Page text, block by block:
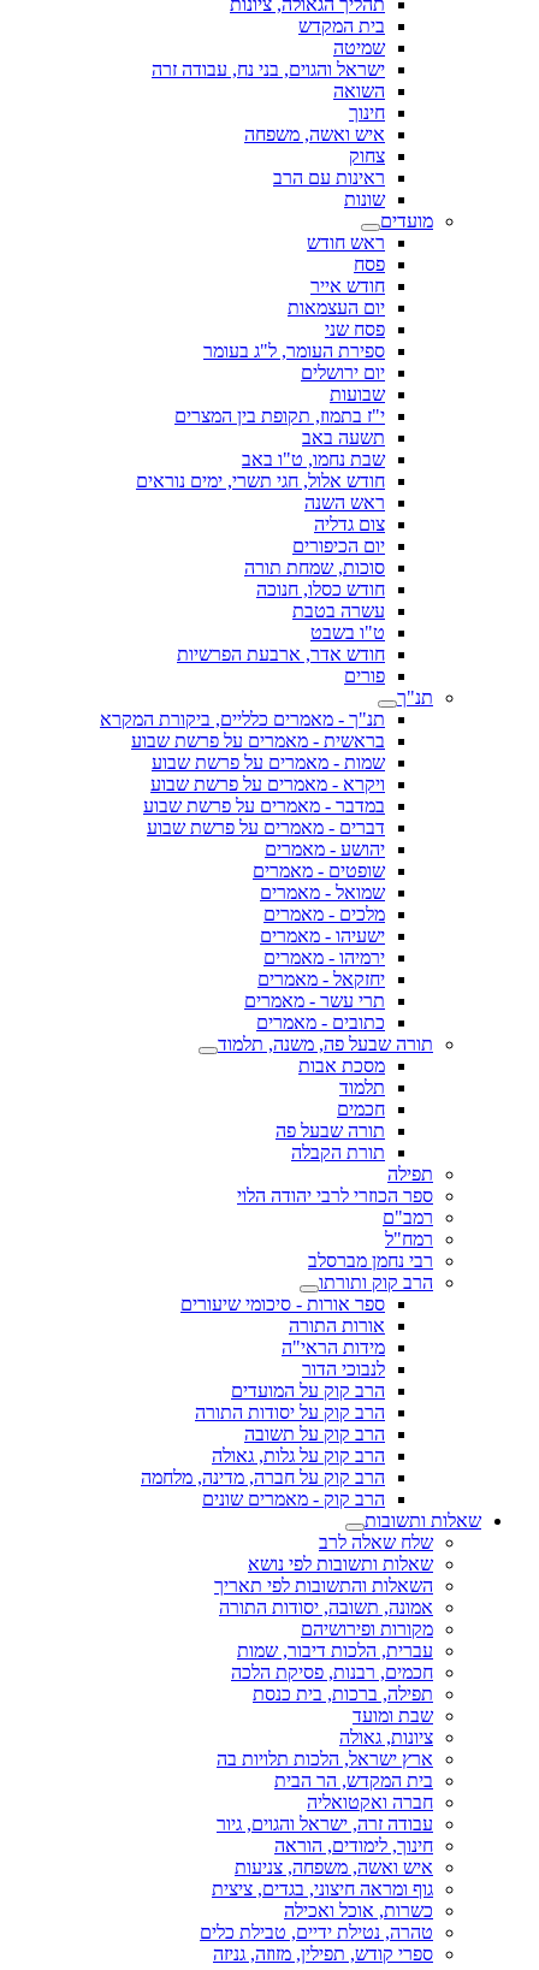
תהליך הגאולה, ציונות
בית המקדש
שמיטה
ישראל והגוים, בני נח, עבודה זרה
השואה
חינוך
איש ואשה, משפחה
צחוק
ראינות עם הרב
שונות
מועדים
ראש חודש
פסח
חודש אייר
יום העצמאות
פסח שני
ספירת העומר, ל"ג בעומר
יום ירושלים
שבועות
י"ז בתמוז, תקופת בין המצרים
תשעה באב
שבת נחמו, ט"ו באב
חודש אלול, חגי תשרי, ימים נוראים
ראש השנה
צום גדליה
יום הכיפורים
סוכות, שמחת תורה
חודש כסלו, חנוכה
עשרה בטבת
ט"ו בשבט
חודש אדר, ארבעת הפרשיות
פורים
תנ"ך
תנ"ך - מאמרים כלליים, ביקורת המקרא
בראשית - מאמרים על פרשת שבוע
שמות - מאמרים על פרשת שבוע
ויקרא - מאמרים על פרשת שבוע
במדבר - מאמרים על פרשת שבוע
דברים - מאמרים על פרשת שבוע
יהושע - מאמרים
שופטים - מאמרים
שמואל - מאמרים
מלכים - מאמרים
ישעיהו - מאמרים
ירמיהו - מאמרים
יחזקאל - מאמרים
תרי עשר - מאמרים
כתובים - מאמרים
תורה שבעל פה, משנה, תלמוד
מסכת אבות
תלמוד
חכמים
תורה שבעל פה
תורת הקבלה
תפילה
ספר הכוזרי לרבי יהודה הלוי
רמב"ם
רמח"ל
רבי נחמן מברסלב
הרב קוק ותורתו
ספר אורות - סיכומי שיעורים
אורות התורה
מידות הראי"ה
לנבוכי הדור
הרב קוק על המועדים
הרב קוק על יסודות התורה
הרב קוק על תשובה
הרב קוק על גלות, גאולה
הרב קוק על חברה, מדינה, מלחמה
הרב קוק - מאמרים שונים
שאלות ותשובות
שלח שאלה לרב
שאלות ותשובות לפי נושא
השאלות והתשובות לפי תאריך
אמונה, תשובה, יסודות התורה
מקורות ופירושיהם
עברית, הלכות דיבור, שמות
חכמים, רבנות, פסיקת הלכה
תפילה, ברכות, בית כנסת
שבת ומועד
ציונות, גאולה
ארץ ישראל, הלכות תלויות בה
בית המקדש, הר הבית
חברה ואקטואליה
עבודה זרה, ישראל והגוים, גיור
חינוך, לימודים, הוראה
איש ואשה, משפחה, צניעות
גוף ומראה חיצוני, בגדים, ציצית
כשרות, אוכל ואכילה
טהרה, נטילת ידיים, טבילת כלים
ספרי קודש, תפילין, מזוזה, גניזה